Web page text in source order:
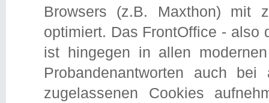
Browsers (z.B. Maxthon) mit
optimiert. Das FrontOffice - also
ist hingegen in allen
Probandenantworten auch
zugelassenen Cookies